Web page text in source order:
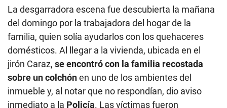
La desgarradora escena fue descubierta la mañana
del domingo por la trabajadora del hogar de la
familia, quien solía ayudarlos con los quehaceres
domésticos. Al llegar a la vivienda, ubicada en el
jirón Caraz, se encontró con la familia recostada
sobre un colchónen uno de los ambientes del
inmueble y, al notar que no respondían, dio aviso
inmediato a la Policía. Las víctimas fueron